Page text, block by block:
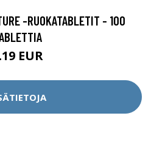
-RUOKATABLETIT - 100
EUR